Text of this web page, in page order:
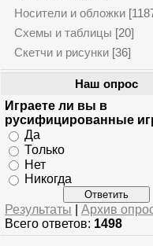
Носители и обложки
Схемы и таблицы [20]
Скетчи и рисунки [36]
Наш опрос
Играете ли вы в
русифицированные
Да
Только
Нет
Никогда
Результаты
Архив
Всего ответов: 1498